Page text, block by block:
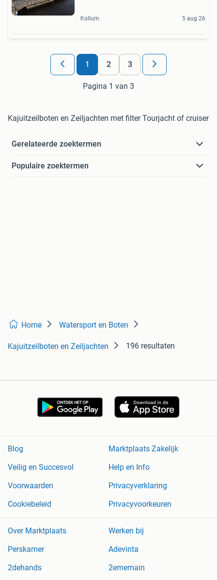
Kollum 5 aug 26
1 2 3
Pagina 1 van 3
Kajuitzeilboten en Zeiljachten met filter Tourjacht of cruiser
Gerelateerde zoektermen
Populaire zoektermen
Home Watersport en Boten
Kajuitzeilboten en Zeiljachten 196 resultaten
Blog
Marktplaats Zakelijk
Veilig en Succesvol
Help en Info
Voorwaarden
Privacyverklaring
Cookiebeleid
Privacyvoorkeuren
Over Marktplaats
Werken bij
Perskamer
Adevinta
2dehands
2ememain